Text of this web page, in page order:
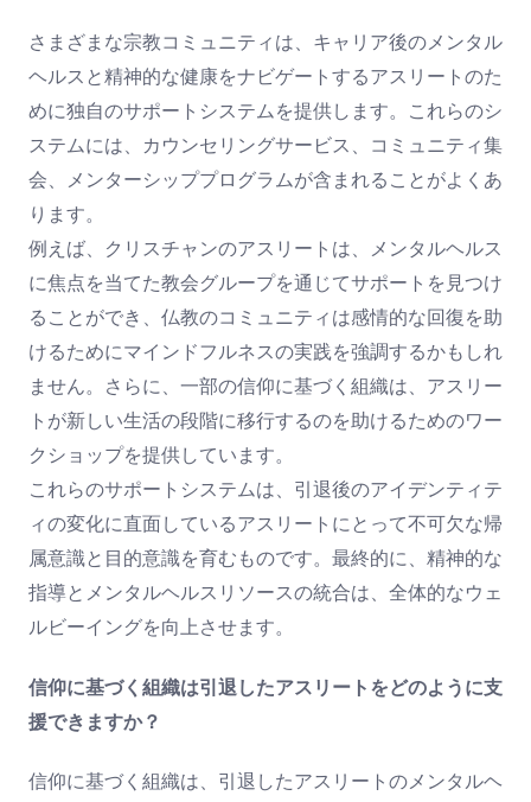
さまざまな宗教コミュニティは、キャリア後のメンタル
ヘルスと精神的な健康をナビゲートするアスリートのた
めに独自のサポートシステムを提供します。これらのシ
ステムには、カウンセリングサービス、コミュニティ集
会、メンターシッププログラムが含まれることがよくあ
ります。
例えば、クリスチャンのアスリートは、メンタルヘルス
に焦点を当てた教会グループを通じてサポートを見つけ
ることができ、仏教のコミュニティは感情的な回復を助
けるためにマインドフルネスの実践を強調するかもしれ
ません。さらに、一部の信仰に基づく組織は、アスリー
トが新しい生活の段階に移行するのを助けるためのワー
クショップを提供しています。
これらのサポートシステムは、引退後のアイデンティテ
ィの変化に直面しているアスリートにとって不可欠な帰
属意識と目的意識を育むものです。最終的に、精神的な
指導とメンタルヘルスリソースの統合は、全体的なウェ
ルビーイングを向上させます。
信仰に基づく組織は引退したアスリートをどのように支
援できますか？
信仰に基づく組織は、引退したアスリートのメンタルヘ